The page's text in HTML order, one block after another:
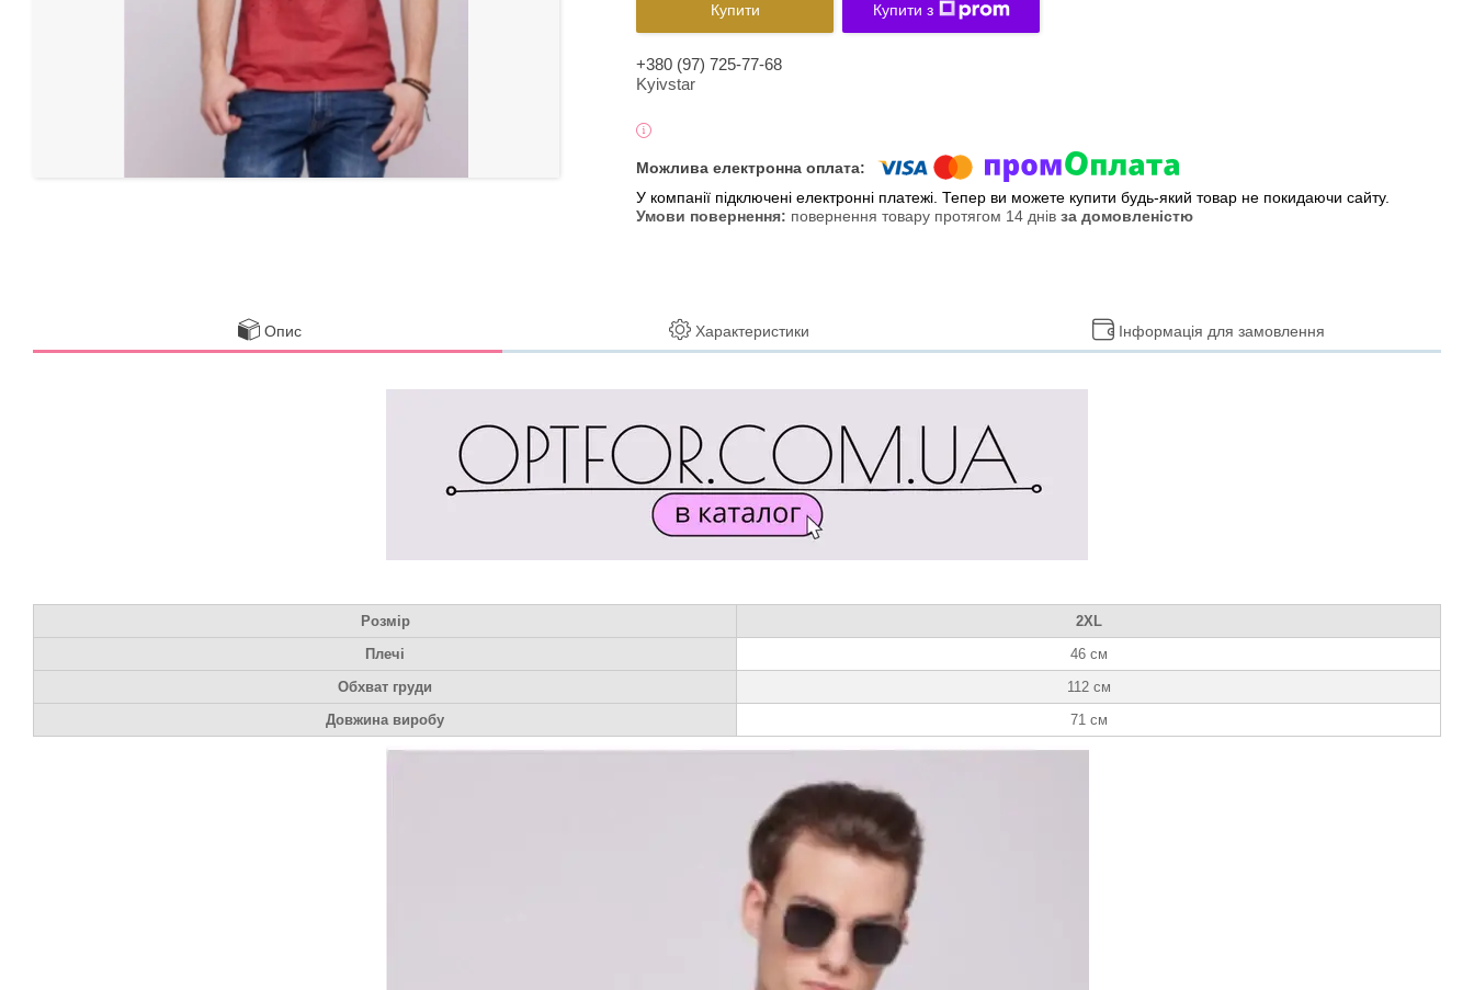
Купити Купити з
+380 (97) 725-77-68
Kyivstar
У компанії підключені електронні платежі. Тепер ви можете купити будь-який товар не покидаючи сайту.
повернення товару протягом 14 днів за домовленістю
Опис Характеристики Інформація для замовлення
Розмір
2XL
Плечі
46 см
Обхват груди
112 см
Довжина виробу
71 см